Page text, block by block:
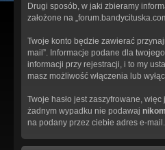
Drugi sposób, w jaki zbieramy
założone na
Twoje konto będzie zawierać
mail”. Informacje podane dla
informacji przy rejestracji, i to my
masz możliwość włączenia lub
Twoje hasło jest zaszyfrowane,
żadnym wypadku nie podawaj
na podany przez ciebie adres e-